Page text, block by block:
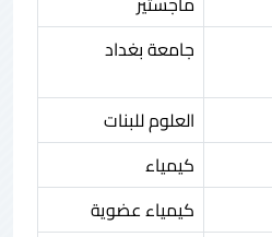
جامعة بغداد
العلوم للبنات
كيمياء
كيمياء عضوية